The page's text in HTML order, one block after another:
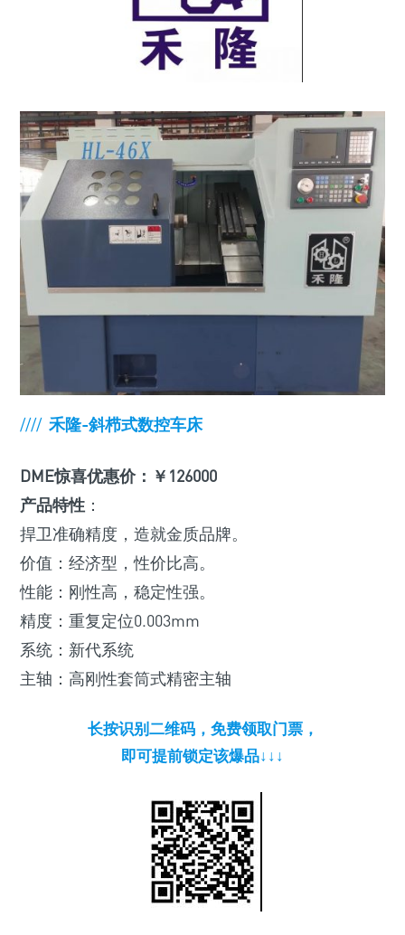
//// 禾隆-斜栉式数控车床
DME惊喜优惠价：￥126000
产品特性 ：
捍卫准确精度，造就金质品牌。
价值：经济型，性价比高。
性能：刚性高，稳定性强。
精度：重复定位0.003mm
系统：新代系统
主轴：高刚性套筒式精密主轴
长按识别二维码，免费领取门票，
即可提前锁定该爆品↓↓↓